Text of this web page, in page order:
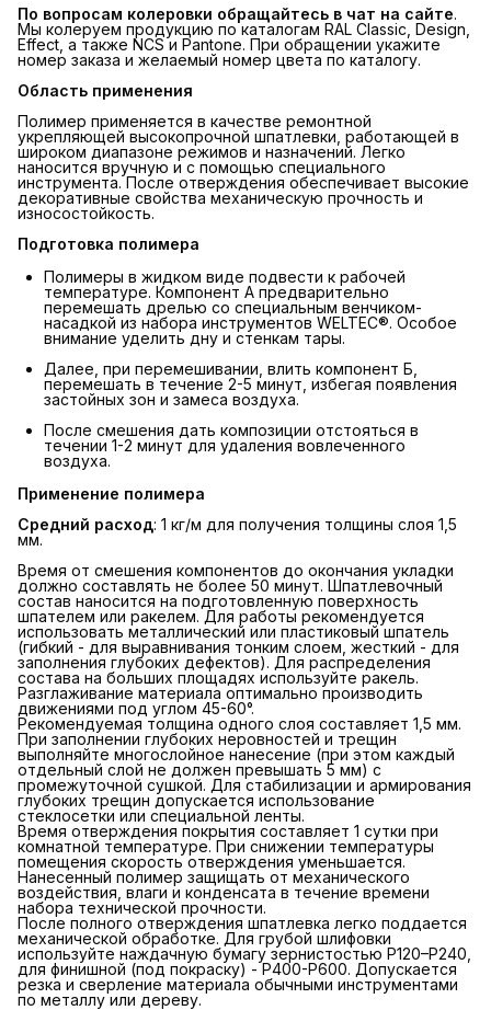
По вопросам колеровки обращайтесь в чат на сайте.
Мы колеруем продукцию по каталогам RAL Classic, Design,
Effect, а также NCS и Pantone. При обращении укажите
номер заказа и желаемый номер цвета по каталогу.
Область применения
Полимер применяется в качестве ремонтной
укрепляющей высокопрочной шпатлевки, работающей в
широком диапазоне режимов и назначений. Легко
наносится вручную и с помощью специального
инструмента. После отверждения обеспечивает высокие
декоративные свойства механическую прочность и
износостойкость.
Подготовка полимера
Полимеры в жидком виде подвести к рабочей
температуре. Компонент А предварительно
перемешать дрелью со специальным венчиком-
насадкой из набора инструментов WELTEC®. Особое
внимание уделить дну и стенкам тары.
Далее, при перемешивании, влить компонент Б,
перемешать в течение 2-5 минут, избегая появления
застойных зон и замеса воздуха.
После смешения дать композиции отстояться в
течении 1-2 минут для удаления вовлеченного
воздуха.
Применение полимера
Средний расход: 1 кг/м для получения толщины слоя 1,5
мм.
Время от смешения компонентов до окончания укладки
должно составлять не более 50 минут. Шпатлевочный
состав наносится на подготовленную поверхность
шпателем или ракелем. Для работы рекомендуется
использовать металлический или пластиковый шпатель
(гибкий - для выравнивания тонким слоем, жесткий - для
заполнения глубоких дефектов). Для распределения
состава на больших площадях используйте ракель.
Разглаживание материала оптимально производить
движениями под углом 45-60°.
Рекомендуемая толщина одного слоя составляет 1,5 мм.
При заполнении глубоких неровностей и трещин
выполняйте многослойное нанесение (при этом каждый
отдельный слой не должен превышать 5 мм) с
промежуточной сушкой. Для стабилизации и армирования
глубоких трещин допускается использование
стеклосетки или специальной ленты.
Время отверждения покрытия составляет 1 сутки при
комнатной температуре. При снижении температуры
помещения скорость отверждения уменьшается.
Нанесенный полимер защищать от механического
воздействия, влаги и конденсата в течение времени
набора технической прочности.
После полного отверждения шпатлевка легко поддается
механической обработке. Для грубой шлифовки
используйте наждачную бумагу зернистостью P120–P240,
для финишной (под покраску) - P400-P600. Допускается
резка и сверление материала обычными инструментами
по металлу или дереву.